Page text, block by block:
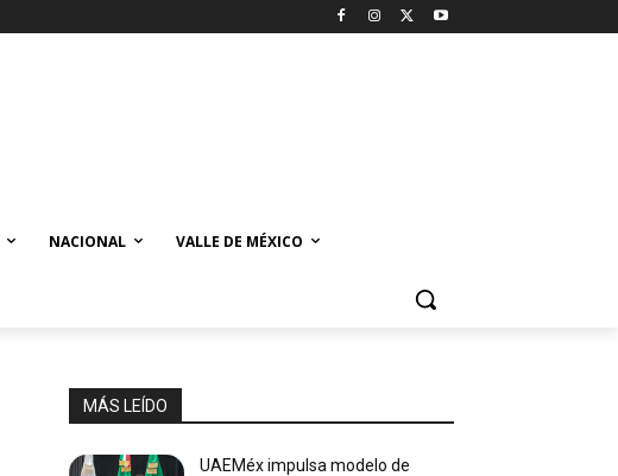
NACIONAL VALLE DE MÉXICO
MÁS LEÍDO
UAEMéx impulsa modelo de